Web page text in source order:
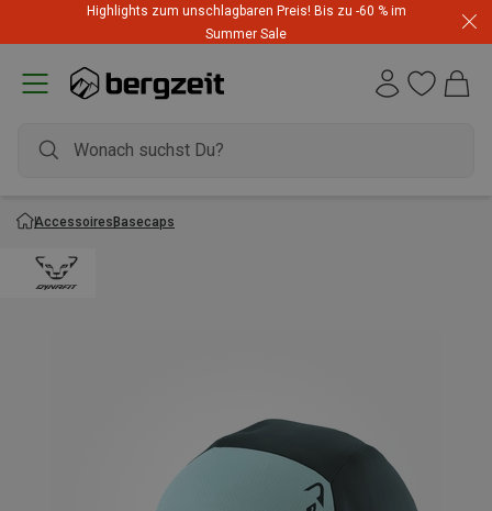
Highlights zum unschlagbaren Preis! Bis zu -60 % im
Summer Sale
AccessoiresBasecaps